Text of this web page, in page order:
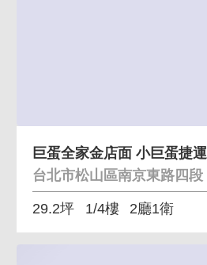
台北市松山區南京東路四段
29.2坪 1/4樓 2廳1衛